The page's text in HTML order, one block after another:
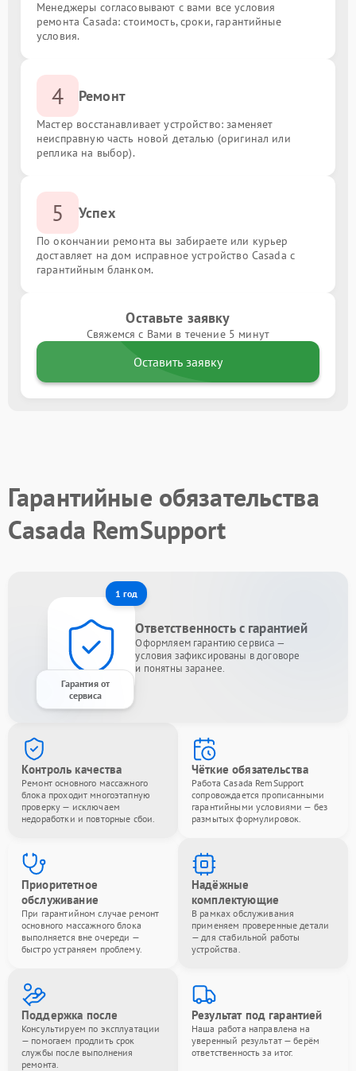
Менеджеры согласовывают с вами все условия
ремонта Casada: стоимость, сроки, гарантийные
условия.
4 Ремонт
Мастер восстанавливает устройство: заменяет
неисправную часть новой деталью (оригинал или
реплика на выбор).
5 Успех
По окончании ремонта вы забираете или курьер
доставляет на дом исправное устройство Casada с
гарантийным бланком.
Оставьте заявку
Свяжемся с Вами в течение 5 минут
Оставить заявку
Гарантийные обязательства
Casada RemSupport
1 год
Гарантия от
сервиса
Ответственность с гарантией
Оформляем гарантию сервиса —
условия зафиксированы в договоре
и понятны заранее.
Контроль качества
Ремонт основного массажного
блока проходит многоэтапную
проверку — исключаем
недоработки и повторные сбои.
Чёткие обязательства
Работа Casada RemSupport
сопровождается прописанными
гарантийными условиями — без
размытых формулировок.
Приоритетное
обслуживание
При гарантийном случае ремонт
основного массажного блока
выполняется вне очереди —
быстро устраняем проблему.
Надёжные
комплектующие
В рамках обслуживания
применяем проверенные детали
— для стабильной работы
устройства.
Поддержка после
Консультируем по эксплуатации
— помогаем продлить срок
службы после выполнения
ремонта.
Результат под гарантией
Наша работа направлена на
уверенный результат — берём
ответственность за итог.